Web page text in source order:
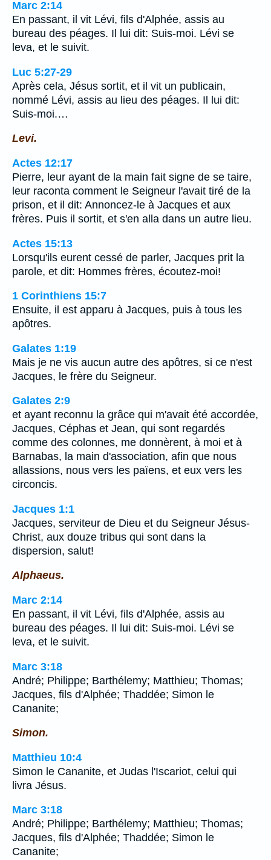
Marc 2:14
En passant, il vit Lévi, fils d'Alphée, assis au
bureau des péages. Il lui dit: Suis-moi. Lévi se
leva, et le suivit.
Luc 5:27-29
Après cela, Jésus sortit, et il vit un publicain,
nommé Lévi, assis au lieu des péages. Il lui dit:
Suis-moi.…
Levi.
Actes 12:17
Pierre, leur ayant de la main fait signe de se taire,
leur raconta comment le Seigneur l'avait tiré de la
prison, et il dit: Annoncez-le à Jacques et aux
frères. Puis il sortit, et s'en alla dans un autre lieu.
Actes 15:13
Lorsqu'ils eurent cessé de parler, Jacques prit la
parole, et dit: Hommes frères, écoutez-moi!
1 Corinthiens 15:7
Ensuite, il est apparu à Jacques, puis à tous les
apôtres.
Galates 1:19
Mais je ne vis aucun autre des apôtres, si ce n'est
Jacques, le frère du Seigneur.
Galates 2:9
et ayant reconnu la grâce qui m'avait été accordée,
Jacques, Céphas et Jean, qui sont regardés
comme des colonnes, me donnèrent, à moi et à
Barnabas, la main d'association, afin que nous
allassions, nous vers les païens, et eux vers les
circoncis.
Jacques 1:1
Jacques, serviteur de Dieu et du Seigneur Jésus-
Christ, aux douze tribus qui sont dans la
dispersion, salut!
Alphaeus.
Marc 2:14
En passant, il vit Lévi, fils d'Alphée, assis au
bureau des péages. Il lui dit: Suis-moi. Lévi se
leva, et le suivit.
Marc 3:18
André; Philippe; Barthélemy; Matthieu; Thomas;
Jacques, fils d'Alphée; Thaddée; Simon le
Cananite;
Simon.
Matthieu 10:4
Simon le Cananite, et Judas l'Iscariot, celui qui
livra Jésus.
Marc 3:18
André; Philippe; Barthélemy; Matthieu; Thomas;
Jacques, fils d'Alphée; Thaddée; Simon le
Cananite;